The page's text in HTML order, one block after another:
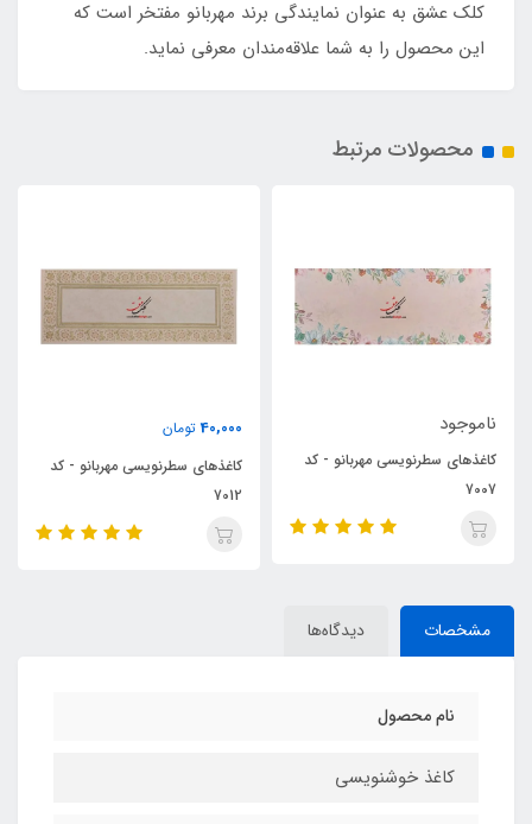
کلک عشق به عنوان نمایندگی برند مهربانو مفتخر است که
این محصول را به شما علاقه‌مندان معرفی نماید.
محصولات مرتبط
کاغذهای سطرنویسی مهربانو - کد
ناموجود
کاغذهای خوشنویسی
مشخصات دیدگاه‌ها
نام محصول
کاغذ خوشنویسی